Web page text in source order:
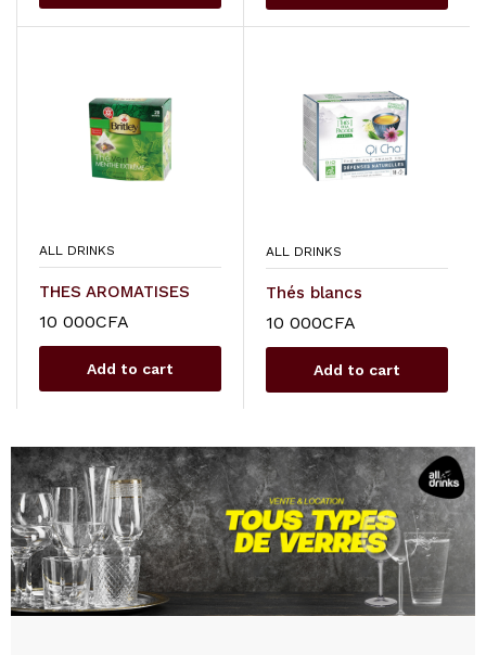
ALL DRINKS
THES AROMATISES
10 000CFA
Add to cart
ALL DRINKS
Thés blancs
10 000CFA
Add to cart